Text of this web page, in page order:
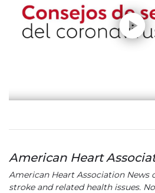
American Heart
American Heart Association News
stroke and related health issues.